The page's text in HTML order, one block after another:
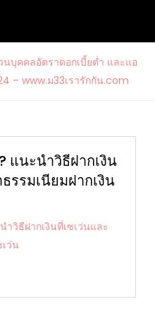
ง่าย 2024 –
ารักกัน.com
.com
แนะนำวิธีฝากเงิน
รรมเนียมฝากเงิน